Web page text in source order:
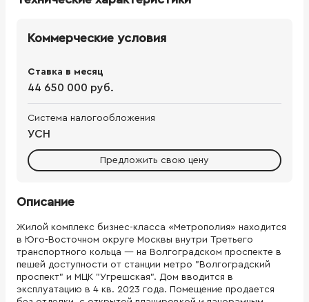
Коммерческие условия
Ставка в месяц
44 650 000 руб.
Система налогообложения
УСН
Предложить свою цену
Описание
Жилой комплекс бизнес-класса «Метрополия» находится
в Юго-Восточном округе Москвы внутри Третьего
транспортного кольца — на Волгоградском проспекте в
пешей доступности от станции метро "Волгоградский
проспект" и МЦК "Угрешская". Дом вводится в
эксплуатацию в 4 кв. 2023 года. Помещение продается